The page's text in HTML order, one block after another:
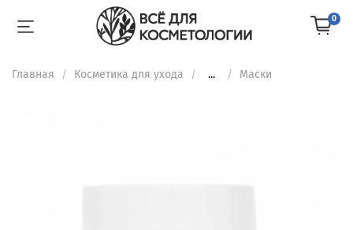
0
Главная Косметика для ухода ... Маски